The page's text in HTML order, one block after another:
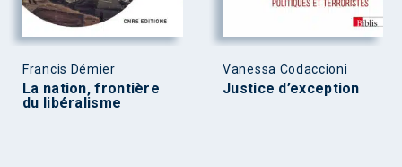
Francis Démier
La nation, frontière
du libéralisme
Vanessa Codaccioni
Justice d’exception